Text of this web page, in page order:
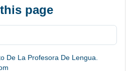
page
De La Profesora De Lengua.